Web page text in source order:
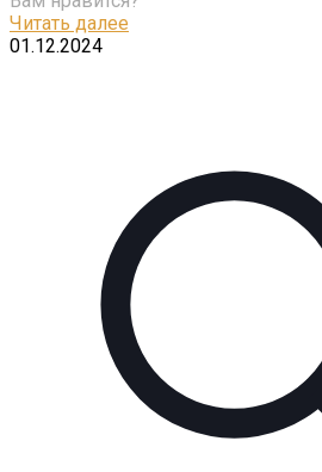
Читать далее
01.12.2024